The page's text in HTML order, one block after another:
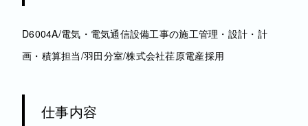
D6004A/電気・電気通信設備工事の施工管理・設計・計
画・積算担当/羽田分室/株式会社荏原電産採用
仕事内容